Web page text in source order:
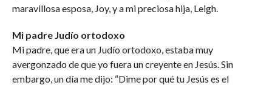
maravillosa esposa, Joy, y a mi preciosa hija, Leigh.
Mi padre Judío ortodoxo
Mi padre, que era un Judío ortodoxo, estaba muy
avergonzado de que yo fuera un creyente en Jesús. Sin
embargo, un día me dijo: “Dime por qué tu Jesús es el